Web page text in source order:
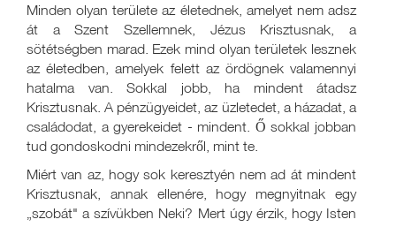
Minden olyan területe az életednek, amelyet nem adsz
át a Szent Szellemnek, Jézus Krisztusnak, a
sötétségben marad. Ezek mind olyan területek lesznek
az életedben, amelyek felett az ördögnek valamennyi
hatalma van. Sokkal jobb, ha mindent átadsz
Krisztusnak. A pénzügyeidet, az üzletedet, a házadat, a
családodat, a gyerekeidet - mindent. Ő sokkal jobban
tud gondoskodni mindezekről, mint te.
Miért van az, hogy sok keresztyén nem ad át mindent
Krisztusnak, annak ellenére, hogy megnyitnak egy
„szobát" a szívükben Neki? Mert úgy érzik, hogy Isten